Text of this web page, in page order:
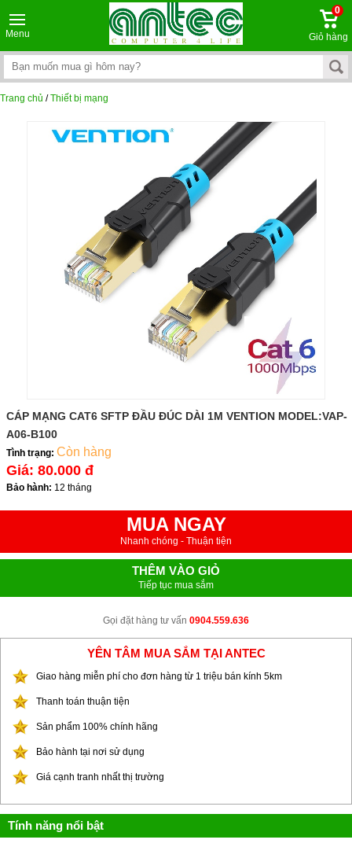
Menu
0
Giỏ hàng
Trang chủ /Thiết bị mạng
CÁP MẠNG CAT6 SFTP ĐẦU ĐÚC DÀI 1M VENTION MODEL:VAP-
A06-B100
Tình trạng: Còn hàng
Giá: 80.000 đ
Bảo hành: 12 tháng
MUA NGAY
Nhanh chóng - Thuận tiện
THÊM VÀO GIỎ
Tiếp tục mua sắm
Gọi đặt hàng tư vấn 0904.559.636
YÊN TÂM MUA SẮM TẠI ANTEC
Giao hàng miễn phí cho đơn hàng từ 1 triệu bán kính 5km
Thanh toán thuận tiện
Sản phẩm 100% chính hãng
Bảo hành tại nơi sử dụng
Giá cạnh tranh nhất thị trường
Tính năng nổi bật